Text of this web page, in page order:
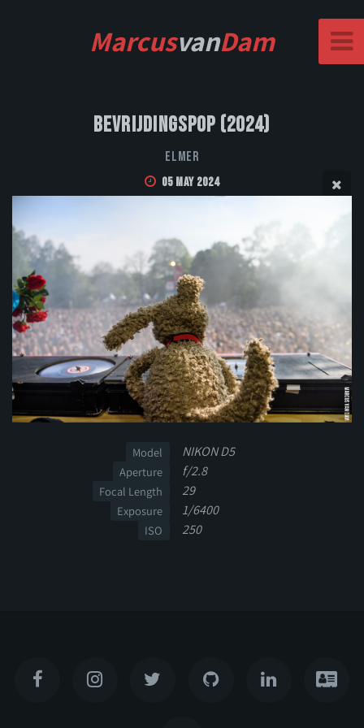
MarcusvanDam
Bevrijdingspop (2024)
Elmer
05 May 2024
Model NIKON D5
Aperture f/2.8
Focal Length 29
Exposure 1/6400
ISO 250